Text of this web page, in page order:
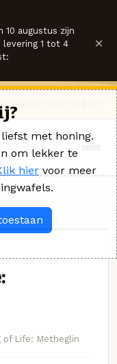
10 augustus zijn
levering 1 tot 4
×
of Life: Metheglin
met honing.
om lekker te
hier voor meer